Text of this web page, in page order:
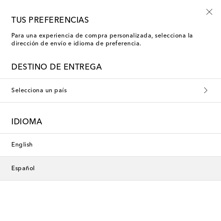
TUS PREFERENCIAS
Para una experiencia de compra personalizada, selecciona la
dirección de envío e idioma de preferencia.
DESTINO DE ENTREGA
Selecciona un país
IDIOMA
English
Español